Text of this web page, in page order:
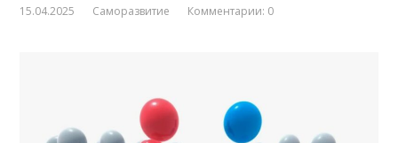
15.04.2025 Саморазвитие Комментарии: 0